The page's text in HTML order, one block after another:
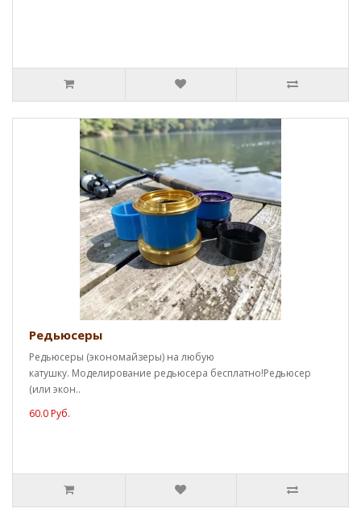
Редьюсеры
Редьюсеры (экономайзеры) на любую
катушку. Моделирование редьюсера бесплатно!Редьюсер
(или экон..
60.0 Руб.